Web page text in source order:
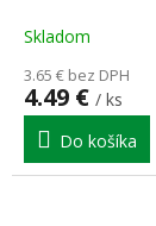
Skladom
3.65 € bez DPH
4.49 € / ks
Do košíka